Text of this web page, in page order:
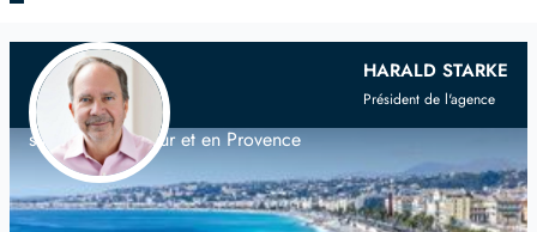
Votre agence immobilière franco-
scandinave
sur la Côte d'Azur et en Provence
HARALD STARKE
Président de l'agence